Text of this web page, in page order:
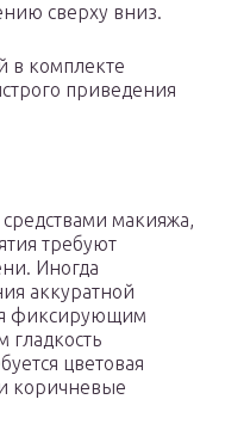
сверху вниз.
в комплекте
приведения
макияжа,
требуют
Иногда
аккуратной
фиксирующим
цветовая
коричневые